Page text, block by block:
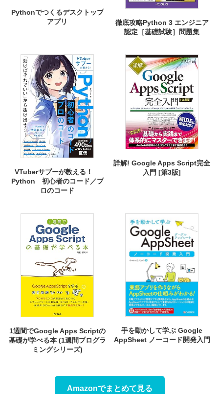
Pythonでつくるデスクトップ
アプリ
徹底攻略Python 3 エンジニア
認定［基礎試験］問題集
VTuberサプーが教える！
Python 初心者のコード／プ
ロのコード
詳解! Google Apps Script完全
入門 [第3版]
1週間でGoogle Apps Scriptの
基礎が学べる本 (1週間プログラ
ミングシリーズ)
手を動かして学ぶ Google
AppSheet ノーコード開発入門
Amazonでまとめて見る